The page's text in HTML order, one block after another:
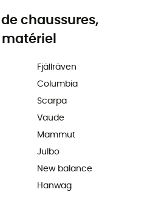
chaussures,
Fjällräven
Columbia
Scarpa
Vaude
Mammut
Julbo
New balance
Hanwag